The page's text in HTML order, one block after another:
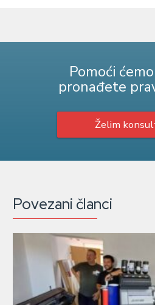
Pomoći
pronađete
Želim
Povezani članci